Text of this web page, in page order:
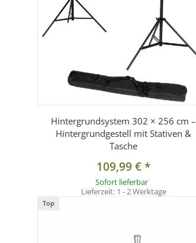
Hintergrundsystem 302 × 256 cm –
Hintergrundgestell mit Stativen &
Tasche
109,99 €*
Sofort lieferbar
Lieferzeit: 1 - 2 Werktage
Top